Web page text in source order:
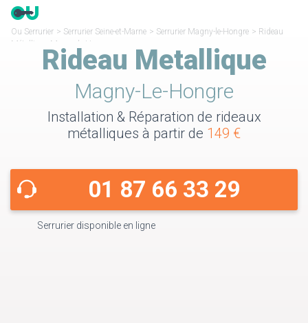
Ou Serrurier > Serrurier Seine-et-Marne > Serrurier Magny-le-Hongre > Rideau
Métallique Magny-le-Hongre
Rideau Metallique
Magny-Le-Hongre
Installation & Réparation de rideaux
métalliques à partir de 149 €
01 87 66 33 29
Serrurier disponible en ligne